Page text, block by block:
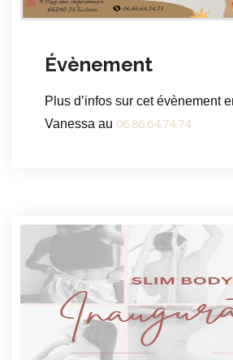
Évènement
Plus d’infos sur cet évènement
Vanessa au 06.86.64.74.74